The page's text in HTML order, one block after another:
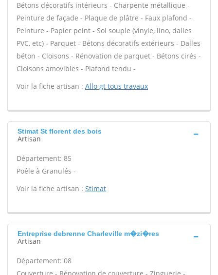
Bétons décoratifs intérieurs - Charpente métallique -
Peinture de façade - Plaque de plâtre - Faux plafond -
Peinture - Papier peint - Sol souple (vinyle, lino, dalles
PVC, etc) - Parquet - Bétons décoratifs extérieurs - Dalles
béton - Cloisons - Rénovation de parquet - Bétons cirés -
Cloisons amovibles - Plafond tendu -
Voir la fiche artisan : Allo gt tous travaux
Stimat St florent des bois
Artisan
Département: 85
Poêle à Granulés -
Voir la fiche artisan : Stimat
Entreprise debrenne Charleville m�zi�res
Artisan
Département: 08